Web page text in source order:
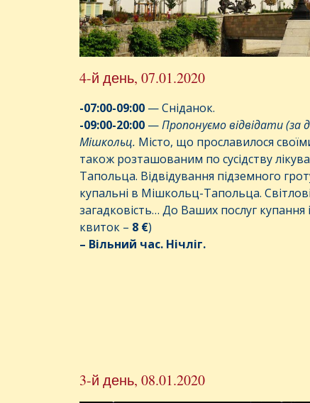
4-й день, 07.01.2020
-07:00-09:00 — Сніданок.
-09:00-20:00 —Пропонуємо відвідати (за
Мішкольц. Місто, що прославилося
також розташованим по сусідству
Тапольца. Відвідування підземного
купальні в Мішкольц-Тапольца.
загадковість… До Ваших послуг купання
квиток – 8 €)
– Вільний час. Нічліг.
3-й день, 08.01.2020